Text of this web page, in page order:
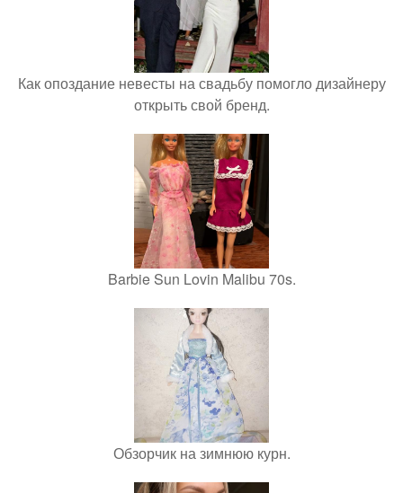
Как опоздание невесты на свадьбу помогло дизайнеру
открыть свой бренд.
Barbie Sun Lovin Malibu 70s.
Обзорчик на зимнюю курн.